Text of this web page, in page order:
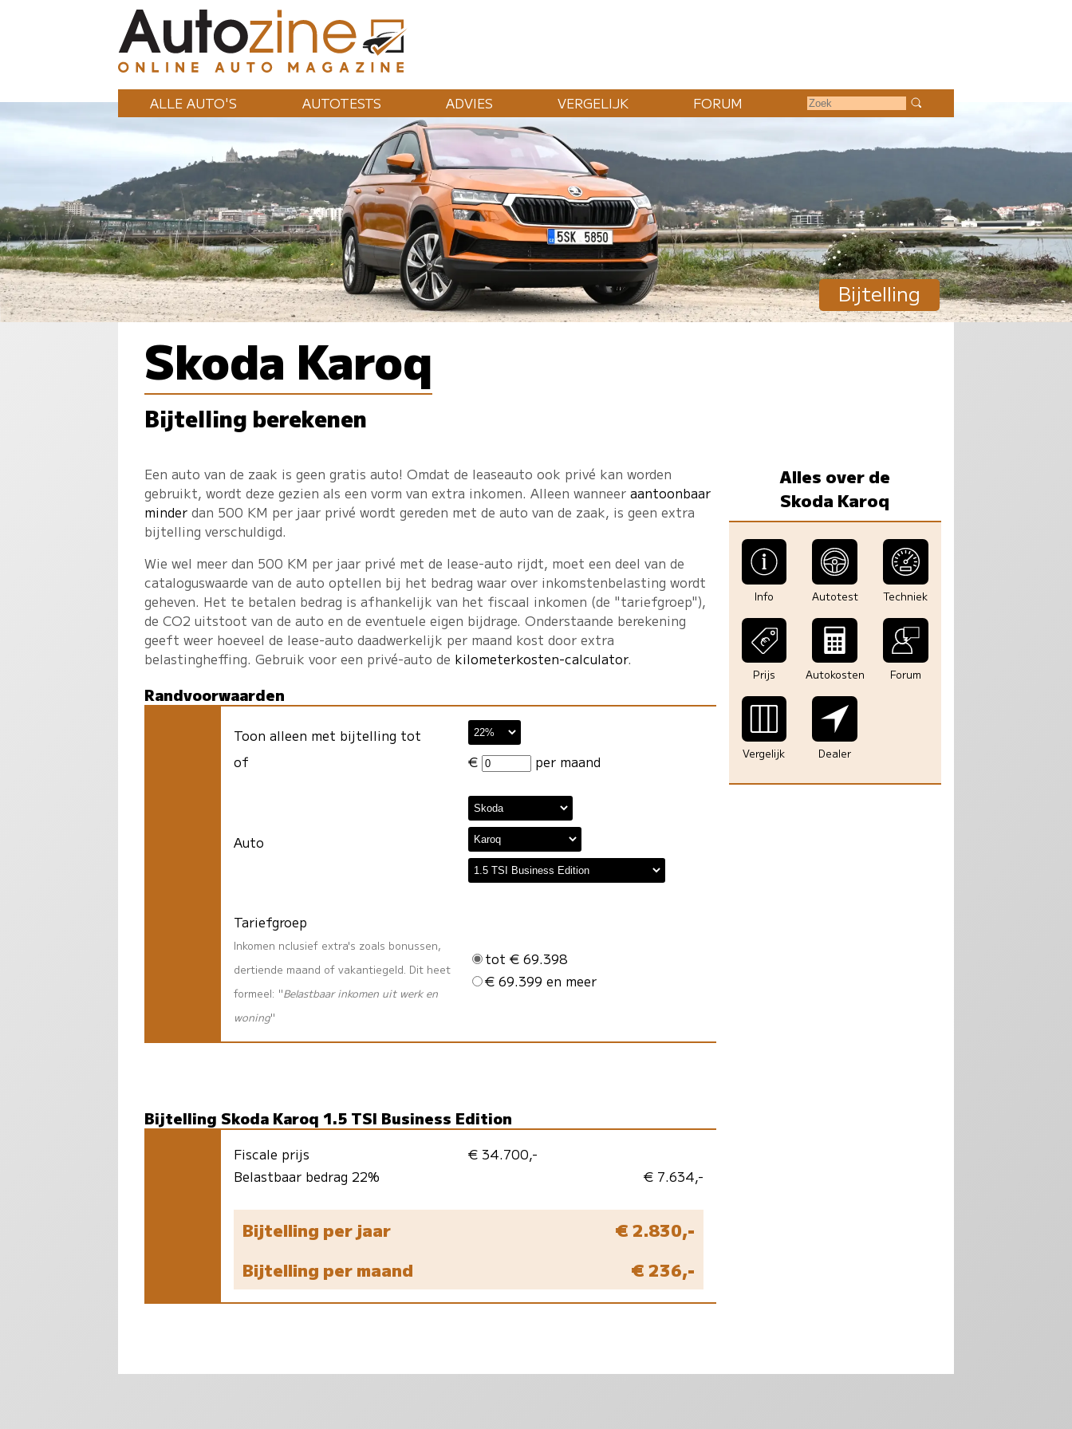
ALLE AUTO'S AUTOTESTS ADVIES VERGELIJK FORUM
Bijtelling
Skoda Karoq
Bijtelling berekenen
Een auto van de zaak is geen gratis auto! Omdat de leaseauto ook privé kan worden
gebruikt, wordt deze gezien als een vorm van extra inkomen. Alleen wanneeraantoonbaar
minder dan 500 KM per jaar privé wordt gereden met de auto van de zaak, is geen extra
bijtelling verschuldigd.
Wie wel meer dan 500 KM per jaar privé met de lease-auto rijdt, moet een deel van de
cataloguswaarde van de auto optellen bij het bedrag waar over inkomstenbelasting wordt
geheven. Het te betalen bedrag is afhankelijk van het fiscaal inkomen (de "tariefgroep"),
de CO2 uitstoot van de auto en de eventuele eigen bijdrage. Onderstaande berekening
geeft weer hoeveel de lease-auto daadwerkelijk per maand kost door extra
belastingheffing. Gebruik voor een privé-auto de kilometerkosten-calculator.
Randvoorwaarden
Toon alleen met bijtelling tot
of
€ per maand
Auto
Tariefgroep
Inkomen nclusief extra's zoals bonussen,
dertiende maand of vakantiegeld. Dit heet
formeel: "Belastbaar inkomen uit werk en
woning"
tot € 69.398
€ 69.399 en meer
Bijtelling Skoda Karoq 1.5 TSI Business Edition
Fiscale prijs
€ 34.700,-
Belastbaar bedrag 22%
€ 7.634,-
Bijtelling per jaar
€ 2.830,-
Bijtelling per maand
€ 236,-
Alles over de
Skoda Karoq
Info Autotest Techniek
Prijs Autokosten Forum
Vergelijk Dealer